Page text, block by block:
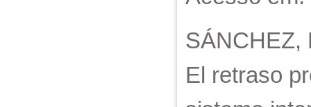
SÁNCHEZ,
El retraso